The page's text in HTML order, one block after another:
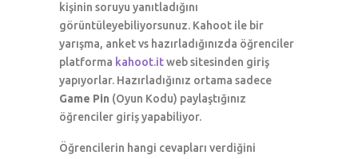
kişinin soruyu yanıtladığını
görüntüleyebiliyorsunuz. Kahoot ile bir
yarışma, anket vs hazırladığınızda öğrenciler
platforma kahoot.itweb sitesinden giriş
yapıyorlar. Hazırladığınız ortama sadece
Game Pin (Oyun Kodu) paylaştığınız
öğrenciler giriş yapabiliyor.
Öğrencilerin hangi cevapları verdiğini